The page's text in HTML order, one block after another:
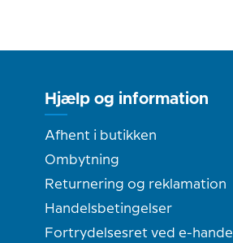
Hjælp og information
Afhent i butikken
Ombytning
Returnering og reklamation
Handelsbetingelser
Fortrydelsesret ved e-handel